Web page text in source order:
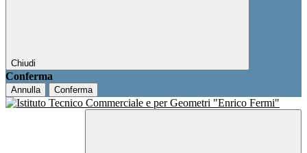
Chiudi
Conferma
Annulla Conferma